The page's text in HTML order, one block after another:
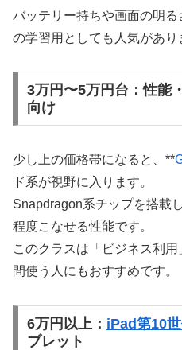
バッテリー持ちや画面の明
の学習用としても人気があり
3万円〜5万円台：性能
向け
少し上の価格帯になると、**
ド系が視野に入ります。
Snapdragon系チップを搭載
程度こなせる性能です。
このクラスは「ビジネス利
間使う人にもおすすめです。
6万円以上： iPad第10
ブレット